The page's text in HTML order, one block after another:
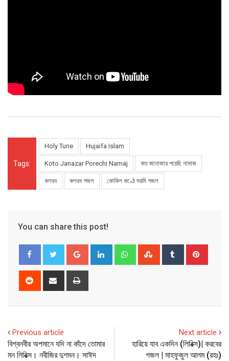
Tags:
Holy Tune Hujaifa Islam
Koto Janazar Porechi Namaj কত জানাজার পরেছি নামাজ
কলরব কলরব গজল কোকিল কণ্ঠে মরমি গজল
You can share this post!
Google+ LinkedIn WhatsappStumbleUpon
Tumblr
Reddit
Share
Previous article
বিশ্বনবীর অপমানে যদি না কাঁদে তোমার
মন লিরিক্স। নবীজির দুশমন। সাঈদ
Next article
হারিয়ে যাব একদিন (লিরিক্স)| করবের
গজল | মাহফুজুল আলম (রহঃ)